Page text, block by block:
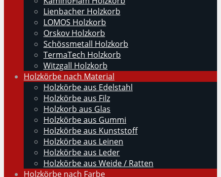
Lienbacher Holzkorb
LOMOS Holzkorb
Orskov Holzkorb
Schössmetall Holzkorb
TermaTech Holzkorb
Witzgall Holzkorb
Holzkörbe nach Material
Holzkörbe aus Edelstahl
Holzkörbe aus Filz
Holzkorb aus Glas
Holzkörbe aus Gummi
Holzkörbe aus Kunststoff
Holzkörbe aus Leinen
Holzkörbe aus Leder
Holzkörbe aus Weide / Ratten
Holzkörbe nach Farbe